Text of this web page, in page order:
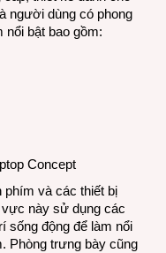
người dùng có phong
nổi bật bao gồm:
Concept
phím và các thiết bị
vực này sử dụng các
sống động để làm nổi
Phòng trưng bày cũng